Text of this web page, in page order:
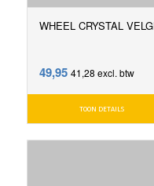
WHEEL CRYSTAL
49,95 41,28 excl. btw
TOON DETAILS